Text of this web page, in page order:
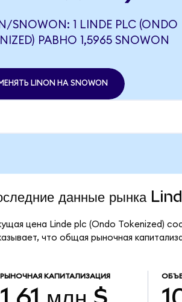
SNOWON: 1 LINDE PLC (ONDO
РАВНО 1,5965 SNOWON
LINON НА SNOWON
данные рынка
цена Linde plc (Ondo Tokenized)
что общая рыночная
РЫНОЧНАЯ КАПИТАЛИЗАЦИЯ